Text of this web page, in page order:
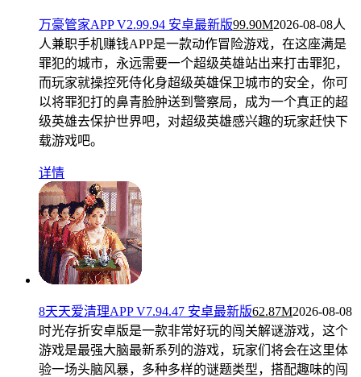
万豪管家APP V2.99.94 安卓最新版99.90M2026-08-08人
人兼职手机赚钱APP是一款动作冒险游戏，在这座满是
罪犯的城市，永远需要一个超级英雄站出来打击罪犯，
而玩家就操控死侍化身超级英雄保卫城市的安全，你可
以将罪犯打的鼻青脸肿送到警察局，成为一个真正的超
级英雄去保护世界吧，对超级英雄感兴趣的玩家赶快下
载游戏吧。
详情
8天天爱清理APP V7.94.47 安卓最新版62.87M2026-08-08
时光存折安卓版是一款非常好玩的闯关解谜游戏，这个
游戏是最强大脑最新系列的游戏，玩家们将会在这里体
验一场头脑风暴，多种多样的谜题类型，搭配趣味的闯